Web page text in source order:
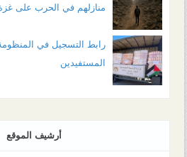
منازلهم في الحرب على
رابط التسجيل في
المستفيدين
أرشيف الموقع